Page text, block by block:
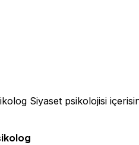
Siyaset psikolojisi